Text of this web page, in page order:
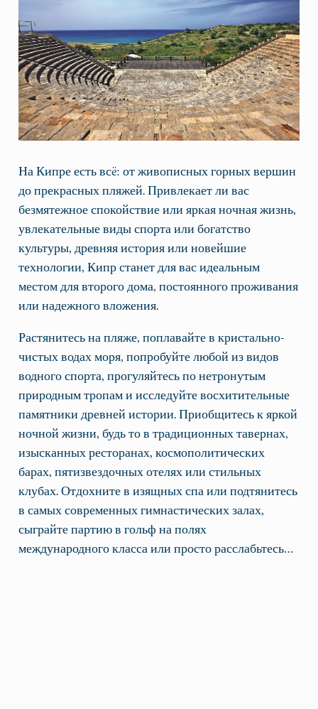
На Кипре есть всë: от живописных горных вершин
до прекрасных пляжей. Привлекает ли вас
безмятежное спокойствие или яркая ночная жизнь,
увлекательные виды спорта или богатство
культуры, древняя история или новейшие
технологии, Кипр станет для вас идеальным
местом для второго дома, постоянного проживания
или надежного вложения.
Растянитесь на пляже, поплавайте в кристально-
чистых водах моря, попробуйте любой из видов
водного спорта, прогуляйтесь по нетронутым
природным тропам и исследуйте восхитительные
памятники древней истории. Приобщитесь к яркой
ночной жизни, будь то в традиционных тавернах,
изысканных ресторанах, космополитических
барах, пятизвездочных отелях или стильных
клубах. Отдохните в изящных спа или подтянитесь
в самых современных гимнастических залах,
сыграйте партию в гольф на полях
международного класса или просто расслабьтесь…